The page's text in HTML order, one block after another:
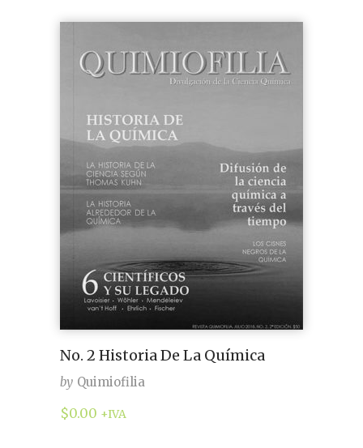
No. 2 Historia De La Química
by Quimiofilia
$0.00 +IVA